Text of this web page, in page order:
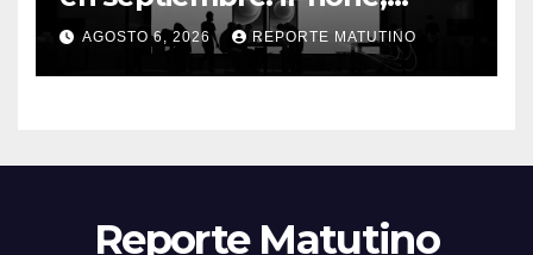
plegables, relojes y ¿One
More Thing?
AGOSTO 6, 2026 REPORTE MATUTINO
Reporte Matutino